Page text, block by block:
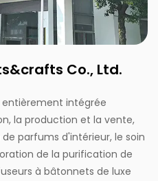
Co., Ltd.
entièrement intégrée
la production et la vente,
parfums d'intérieur, le soin
de la purification de
à bâtonnets de luxe